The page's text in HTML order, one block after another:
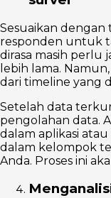
Sesuaikan
responden untuk
dirasa masih perlu
lebih lama.
dari timeline yang
Setelah data
pengolahan data.
dalam aplikasi
dalam kelompok
Anda. Proses ini